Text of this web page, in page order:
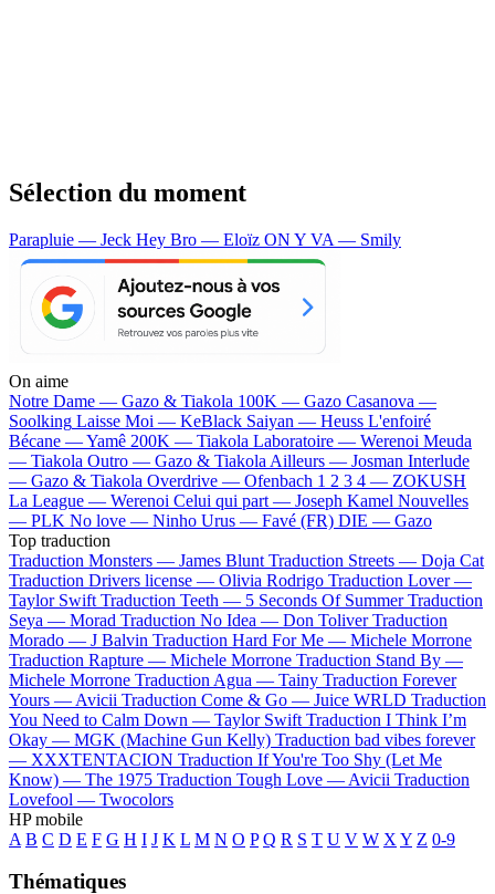
Sélection du moment
Parapluie — Jeck Hey Bro — Eloïz ON Y VA — Smily
On aime
Notre Dame — Gazo & Tiakola 100K — Gazo Casanova —
Soolking Laisse Moi — KeBlack Saiyan — Heuss L'enfoiré
Bécane —Yamê 200K — Tiakola Laboratoire — Werenoi Meuda
— Tiakola Outro — Gazo & Tiakola Ailleurs — Josman Interlude
— Gazo & Tiakola Overdrive — Ofenbach 1 2 3 4 — ZOKUSH
La League — Werenoi Celui qui part — Joseph Kamel Nouvelles
— PLK No love — Ninho Urus — Favé (FR) DIE — Gazo
Top traduction
Traduction Monsters — James Blunt Traduction Streets — Doja Cat
Traduction Drivers license — Olivia Rodrigo Traduction Lover —
Taylor Swift Traduction Teeth — 5 Seconds Of Summer Traduction
Seya — Morad Traduction No Idea — Don Toliver Traduction
Morado — J Balvin Traduction Hard For Me — Michele Morrone
Traduction Rapture — Michele Morrone Traduction Stand By —
Michele Morrone Traduction Agua — Tainy Traduction Forever
Yours — Avicii Traduction Come & Go — Juice WRLD Traduction
You Need to Calm Down — Taylor Swift Traduction I Think I’m
Okay — MGK (Machine Gun Kelly) Traduction bad vibes forever
— XXXTENTACION Traduction If You're Too Shy (Let Me
Know) — The 1975 Traduction Tough Love — Avicii Traduction
Lovefool — Twocolors
HP mobile
A B C D E F G H I J K L M N O P Q R S T U V W X Y Z 0-9
Thématiques